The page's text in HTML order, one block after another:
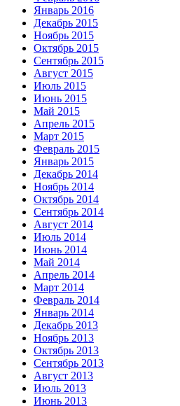
Январь 2016
Декабрь 2015
Ноябрь 2015
Октябрь 2015
Сентябрь 2015
Август 2015
Июль 2015
Июнь 2015
Май 2015
Апрель 2015
Март 2015
Февраль 2015
Январь 2015
Декабрь 2014
Ноябрь 2014
Октябрь 2014
Сентябрь 2014
Август 2014
Июль 2014
Июнь 2014
Май 2014
Апрель 2014
Март 2014
Февраль 2014
Январь 2014
Декабрь 2013
Ноябрь 2013
Октябрь 2013
Сентябрь 2013
Август 2013
Июль 2013
Июнь 2013